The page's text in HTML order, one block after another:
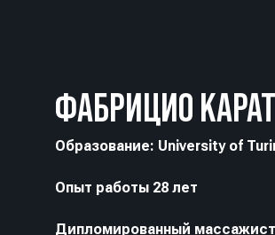
ФАБРИЦИО
Образование: University of
Опыт работы 28 лет
Дипломированный массажист